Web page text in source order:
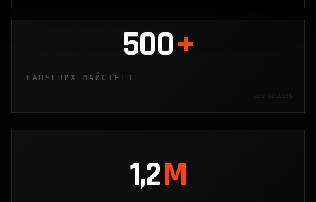
500+
НАВЧЕНИХ МАЙСТРІВ
EDU_SUCCESS
1,2M